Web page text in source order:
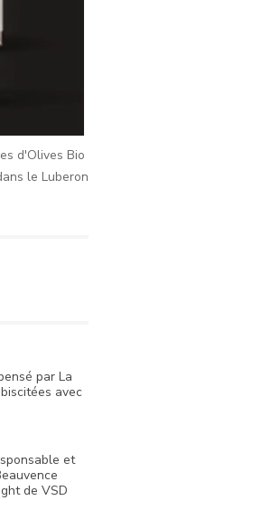
d'Olives Bio
le Luberon
par La
avec
et
de VSD